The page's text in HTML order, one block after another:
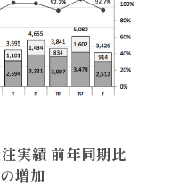
実績 前年同期比
増加